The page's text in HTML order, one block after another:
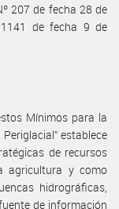
207 de fecha 28 de
de fecha 9 de
Mínimos para la
establece
de recursos
agricultura y como
hidrográficas,
de información